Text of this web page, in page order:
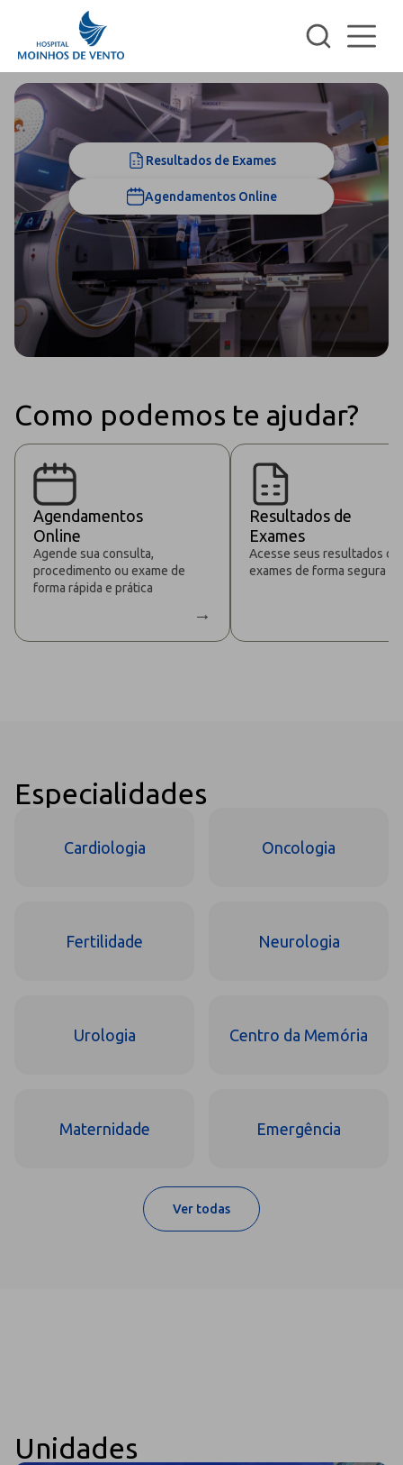
Resultados de Exames
Agendamentos Online
Como podemos te ajudar?
Agendamentos
Online
Agende sua consulta,
procedimento ou exame de
forma rápida e prática
→
Resultados de
Exames
Acesse seus resultados de
exames de forma segura
Especialidades
Cardiologia Oncologia
Fertilidade Neurologia
Urologia Centro da Memória
Maternidade Emergência
Ver todas
Unidades